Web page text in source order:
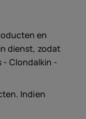
en
dienst, zodat
- Clondalkin -
Indien